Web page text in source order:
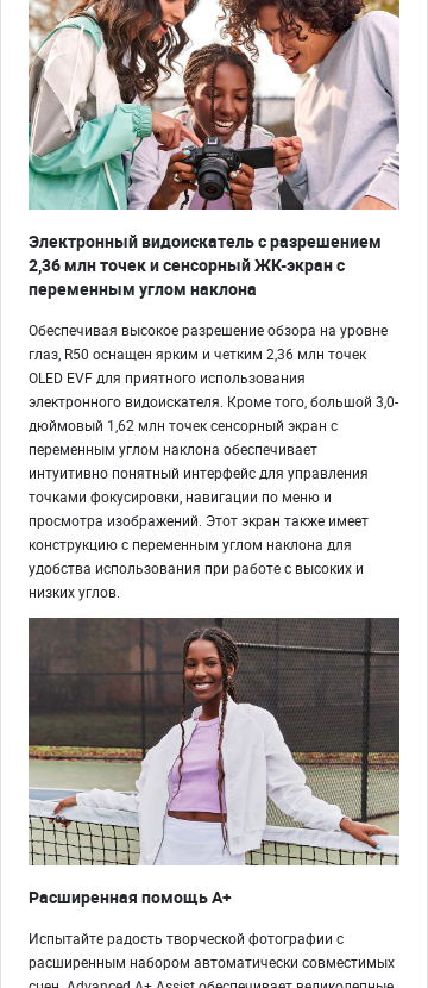
Электронный видоискатель с разрешением
2,36 млн точек и сенсорный ЖК-экран с
переменным углом наклона
Обеспечивая высокое разрешение обзора на уровне
глаз, R50 оснащен ярким и четким 2,36 млн точек
OLED EVF для приятного использования
электронного видоискателя. Кроме того, большой 3,0-
дюймовый 1,62 млн точек сенсорный экран с
переменным углом наклона обеспечивает
интуитивно понятный интерфейс для управления
точками фокусировки, навигации по меню и
просмотра изображений. Этот экран также имеет
конструкцию с переменным углом наклона для
удобства использования при работе с высоких и
низких углов.
Расширенная помощь A+
Испытайте радость творческой фотографии с
расширенным набором автоматически совместимых